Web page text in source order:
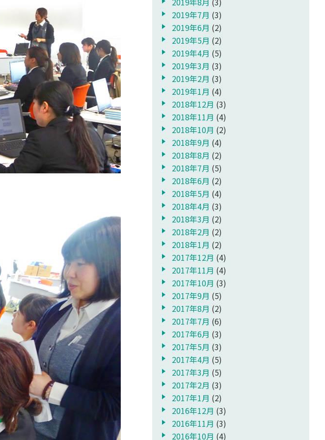
2019年7月 (3)
2019年6月 (2)
2019年5月 (2)
2019年4月 (5)
2019年3月 (3)
2019年2月 (3)
2019年1月 (4)
2018年12月 (3)
2018年11月 (4)
2018年10月 (2)
2018年9月 (4)
2018年8月 (2)
2018年7月 (5)
2018年6月 (2)
2018年5月 (4)
2018年4月 (3)
2018年3月 (2)
2018年2月 (2)
2018年1月 (2)
2017年12月 (4)
2017年11月 (4)
2017年10月 (3)
2017年9月 (5)
2017年8月 (2)
2017年7月 (6)
2017年6月 (3)
2017年5月 (3)
2017年4月 (5)
2017年3月 (5)
2017年2月 (3)
2017年1月 (2)
2016年12月 (3)
2016年11月 (3)
2016年10月 (4)